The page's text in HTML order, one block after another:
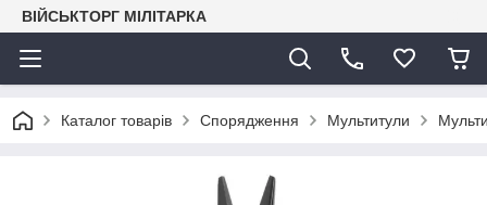
ВІЙСЬКТОРГ МІЛІТАРКА
Каталог товарів Спорядження Мультитули